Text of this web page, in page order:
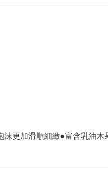
更加滑順細緻●富含乳油